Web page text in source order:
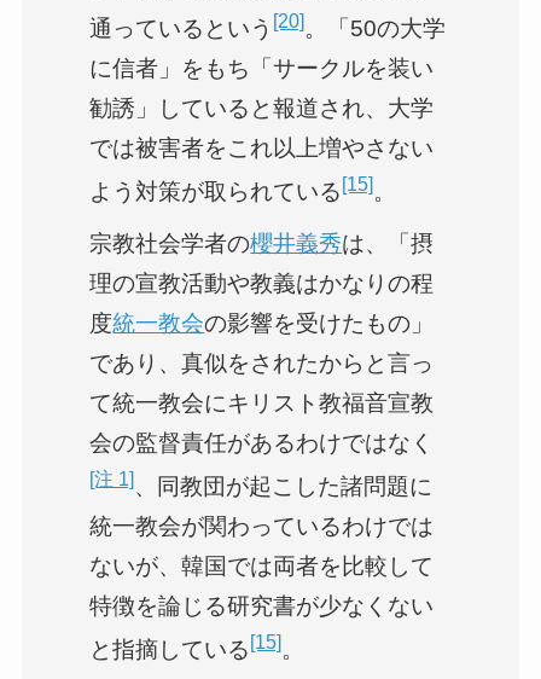
通っているという [20] 。「50の大学
に信者」をもち「サークルを装い
勧誘」していると報道され、大学
では被害者をこれ以上増やさない
よう対策が取られている [15] 。
宗教社会学者の櫻井義秀は、「摂
理の宣教活動や教義はかなりの程
度統一教会の影響を受けたもの」
であり、真似をされたからと言っ
て統一教会にキリスト教福音宣教
会の監督責任があるわけではなく
[注 1] 、同教団が起こした諸問題に
統一教会が関わっているわけでは
ないが、韓国では両者を比較して
特徴を論じる研究書が少なくない
と指摘している [15] 。